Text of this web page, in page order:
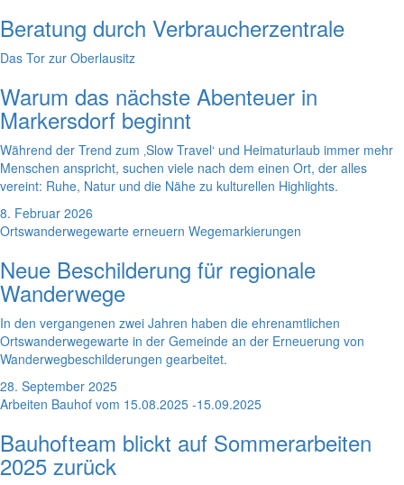
Beratung durch Verbraucherzentrale
Das Tor zur Oberlausitz
Warum das nächste Abenteuer in
Markersdorf beginnt
Während der Trend zum ‚Slow Travel‘ und Heimaturlaub immer mehr
Menschen anspricht, suchen viele nach dem einen Ort, der alles
vereint: Ruhe, Natur und die Nähe zu kulturellen Highlights.
8. Februar 2026
Ortswanderwegewarte erneuern Wegemarkierungen
Neue Beschilderung für regionale
Wanderwege
In den vergangenen zwei Jahren haben die ehrenamtlichen
Ortswanderwegewarte in der Gemeinde an der Erneuerung von
Wanderwegbeschilderungen gearbeitet.
28. September 2025
Arbeiten Bauhof vom 15.08.2025 -15.09.2025
Bauhofteam blickt auf Sommerarbeiten
2025 zurück